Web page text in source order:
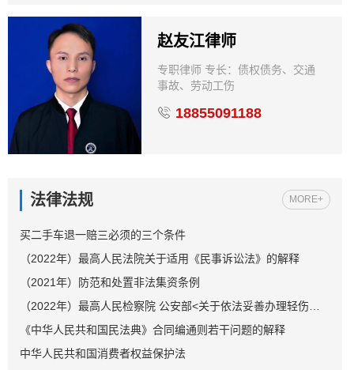
赵友江律师
专职律师 专长：债权债务、交通
事故、劳动工伤
18855091188
法律法规 MORE+
买二手车退一赔三必须的三个条件
（2022年）最高人民法院关于适用《民事诉讼法》的解释
（2021年）防范和处置非法集资条例
（2022年）最高人民检察院 公安部<关于依法妥善办理轻伤害案件的指导意见>
《中华人民共和国民法典》合同编通则若干问题的解释
中华人民共和国消费者权益保护法